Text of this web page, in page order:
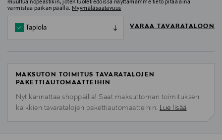
muuttua nopeastikin, joten tuotetiedoissa näyttämämme tieto pitää aina
varmistaa paikan päällä. Myymäläsaatavuus
Tapiola VARAA TAVARATALOON
MAKSUTON TOIMITUS TAVARATALOJEN
PAKETTIAUTOMAATTEIHIN
Nyt kannattaa shoppailla! Saat maksuttoman toimituksen
kaikkien tavaratalojen pakettiautomaatteihin. Lue lisää